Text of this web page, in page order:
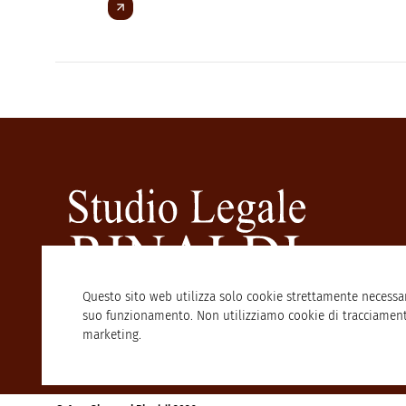
TERMINE
Questo sito web utilizza solo cookie strettamente
suo funzionamento. Non utilizziamo cookie di
marketing.